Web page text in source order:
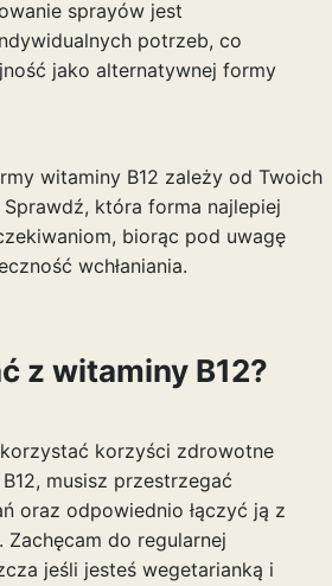
sprayów jest
potrzeb, co
jako alternatywnej formy
witaminy B12 zależy od Twoich
która forma najlepiej
biorąc pod uwagę
wchłaniania.
z witaminy B12?
korzyści zdrowotne
musisz przestrzegać
oraz odpowiednio łączyć ją z
Zachęcam do regularnej
jeśli jesteś wegetarianką i